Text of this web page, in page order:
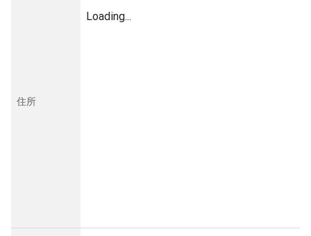
によって概ね良好とされ、安心して所有できる物件です。
住所
Loading...